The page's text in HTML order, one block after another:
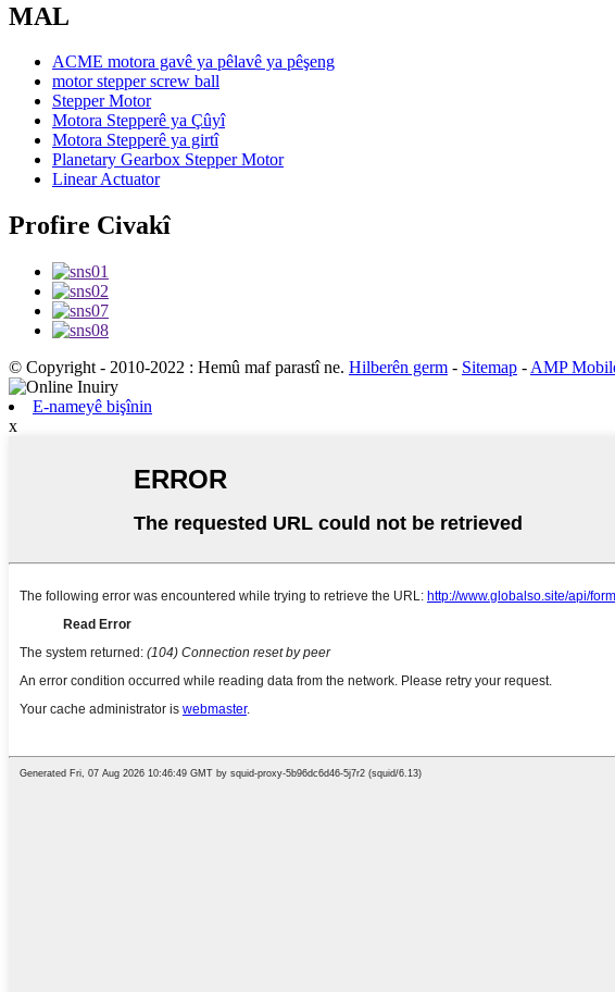
MAL
ACME motora gavê ya pêlavê ya pêşeng
motor stepper screw ball
Stepper Motor
Motora Stepperê ya Çûyî
Motora Stepperê ya girtî
Planetary Gearbox Stepper Motor
Linear Actuator
Profire Civakî
© Copyright - 2010-2022 : Hemû maf parastî ne. Hilberên germ - Sitemap - AMP
E-nameyê bişînin
x